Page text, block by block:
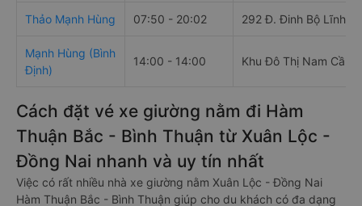
Thùy Trang Bình
Thảo Mạnh Hùng
Mạnh Hùng (Bình
Định)
14:00 - 14:00 Khu Đô Thị Nam Cần
Cách đặt vé xe giường nằm đi Hàm
Thuận Bắc - Bình Thuận từ Xuân Lộc -